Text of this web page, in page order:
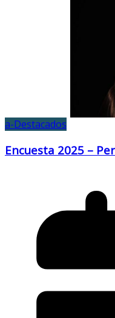
a-Destacados
Encuesta 2025 –